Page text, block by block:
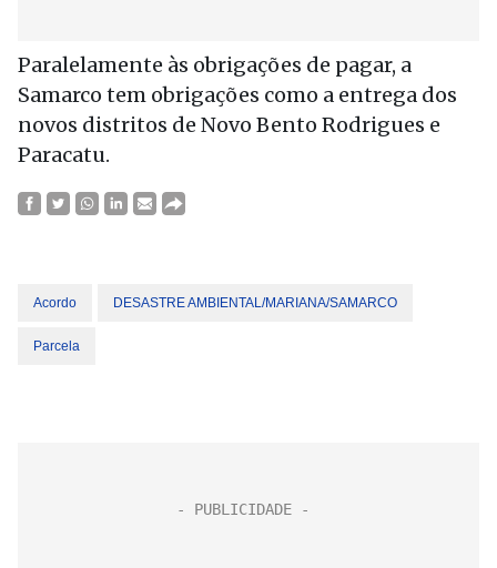
Paralelamente às obrigações de pagar, a
Samarco tem obrigações como a entrega dos
novos distritos de Novo Bento Rodrigues e
Paracatu.
Acordo DESASTRE AMBIENTAL/MARIANA/SAMARCO
Parcela